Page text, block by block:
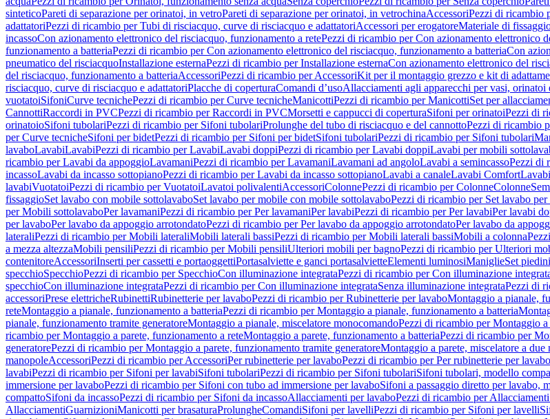
sinteticoPareti di separazione per orinatoi, in vetroPareti di separazione per orinatoi, in vetrochinaAccessoriPezzi di ricambio
adattatoriPezzi di ricambio per Tubi di risciacquo, curve di risciacquo e adattatoriAccessori per erogatoreMateriale di
incassoCon azionamento elettronico del risciacquo, funzionamento a retePezzi di ricambio per Con azionamento elettronico
funzionamento a batteriaPezzi di ricambio per Con azionamento elettronico del risciacquo, funzionamento a batteriaCon
pneumatico del risciacquoInstallazione esternaPezzi di ricambio per Installazione esternaCon azionamento elettronico del
del risciacquo, funzionamento a batteriaAccessoriPezzi di ricambio per AccessoriKit per il montaggio grezzo e kit di
risciacquo, curve di risciacquo e adattatoriPlacche di coperturaComandi d’usoAllacciamenti agli apparecchi per vasi, orinatoi
vuotatoiSifoniCurve tecnichePezzi di ricambio per Curve tecnicheManicottiPezzi di ricambio per ManicottiSet per
CannottiRaccordi in PVCPezzi di ricambio per Raccordi in PVCMorsetti e cappucci di coperturaSifoni per orinatoiPezzi di
orinatoioSifoni tubolariPezzi di ricambio per Sifoni tubolariProlunghe del tubo di risciacquo e del cannottoPezzi di ricambio
per Curve tecnicheSifoni per bidetPezzi di ricambio per Sifoni per bidetSifoni tubolariPezzi di ricambio per Sifoni tubolari
lavaboLavabiLavabiPezzi di ricambio per LavabiLavabi doppiPezzi di ricambio per Lavabi doppiLavabi per mobili
ricambio per Lavabi da appoggioLavamaniPezzi di ricambio per LavamaniLavamani ad angoloLavabi a semincassoPezzi di
incassoLavabi da incasso sottopianoPezzi di ricambio per Lavabi da incasso sottopianoLavabi a canaleLavabi Comfort
lavabiVuotatoiPezzi di ricambio per VuotatoiLavatoi polivalentiAccessoriColonnePezzi di ricambio per ColonneColonne
fissaggioSet lavabo con mobile sottolavaboSet lavabo per mobile con mobile sottolavaboPezzi di ricambio per Set lavabo
per Mobili sottolavaboPer lavamaniPezzi di ricambio per Per lavamaniPer lavabiPezzi di ricambio per Per lavabiPer lavabi
per lavaboPer lavabo da appoggio arrotondatoPezzi di ricambio per Per lavabo da appoggio arrotondatoPer lavabo da
lateraliPezzi di ricambio per Mobili lateraliMobili laterali bassiPezzi di ricambio per Mobili laterali bassiMobili a colonna
a mezza altezzaMobili pensiliPezzi di ricambio per Mobili pensiliUlteriori mobili per bagnoPezzi di ricambio per Ulteriori
contenitoreAccessoriInserti per cassetti e portaoggettiPortasalviette e ganci portasalvietteElementi luminosiManiglieSet piedini
specchioSpecchioPezzi di ricambio per SpecchioCon illuminazione integrataPezzi di ricambio per Con illuminazione
specchioCon illuminazione integrataPezzi di ricambio per Con illuminazione integrataSenza illuminazione integrataPezzi di
accessoriPrese elettricheRubinettiRubinetterie per lavaboPezzi di ricambio per Rubinetterie per lavaboMontaggio a pianale,
reteMontaggio a pianale, funzionamento a batteriaPezzi di ricambio per Montaggio a pianale, funzionamento a batteria
pianale, funzionamento tramite generatoreMontaggio a pianale, miscelatore monocomandoPezzi di ricambio per Montaggio
ricambio per Montaggio a parete, funzionamento a reteMontaggio a parete, funzionamento a batteriaPezzi di ricambio per
generatorePezzi di ricambio per Montaggio a parete, funzionamento tramite generatoreMontaggio a parete, miscelatore a due
manopoleAccessoriPezzi di ricambio per AccessoriPer rubinetterie per lavaboPezzi di ricambio per Per rubinetterie per lavabo
lavabiPezzi di ricambio per Sifoni per lavabiSifoni tubolariPezzi di ricambio per Sifoni tubolariSifoni tubolari, modello
immersione per lavaboPezzi di ricambio per Sifoni con tubo ad immersione per lavaboSifoni a passaggio diretto per lavabo,
compattoSifoni da incassoPezzi di ricambio per Sifoni da incassoAllacciamenti per lavaboPezzi di ricambio per
AllacciamentiGuarnizioniManicotti per brasaturaProlungheComandiSifoni per lavelliPezzi di ricambio per Sifoni per lavelli